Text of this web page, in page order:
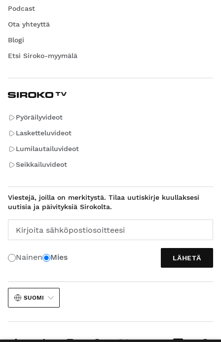
Podcast
Ota yhteyttä
Blogi
Etsi Siroko-myymälä
Pyöräilyvideot
Lasketteluvideot
Lumilautailuvideot
Seikkailuvideot
Viestejä, joilla on merkitystä. Tilaa uutiskirje kuullaksesi
uutisia ja päivityksiä Sirokolta.
Kirjoita sähköpostiosoitteesi
Nainen Mies LÄHETÄ
SUOMI